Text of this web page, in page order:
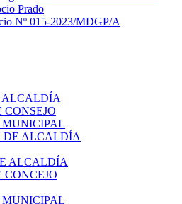
Prado
Nº 015-2023/MDGP/A
ALCALDÍA
DE ALCALDÍA
ALCALDÍA
CONCEJO